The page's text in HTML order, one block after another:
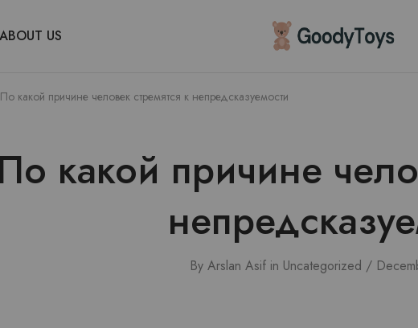
ABOUT US Children
Toys
По какой причине человек стремятся к непредсказуемости
По какой причине
By Arslan Asif in Uncategorized